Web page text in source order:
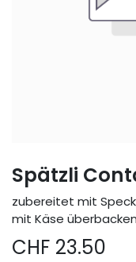
Spätzli
zubereitet mit
mit Käse überbacken
CHF 23.50